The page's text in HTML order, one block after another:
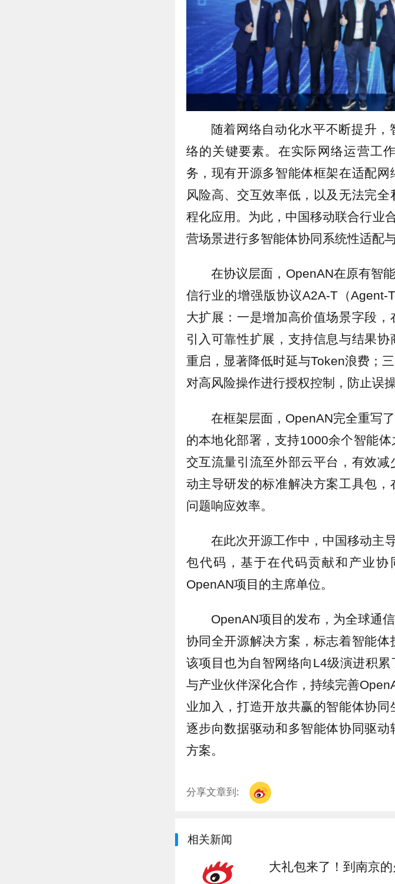
随着网络自动化水平不断提升
络的关键要素。在实际网络运营工
务，现有开源多智能体框架在适配
风险高、交互效率低，以及无法完
程化应用。为此，中国移动联合行业
营场景进行多智能体协同系统性适配与
在协议层面，OpenAN在原有智
信行业的增强版协议A2A-T（Agent-
大扩展：一是增加高价值场景字段
引入可靠性扩展，支持信息与结果
重启，显著降低时延与Token浪费；
对高风险操作进行授权控制，防止误操
在框架层面，OpenAN完全重写
的本地化部署，支持1000余个智能
交互流量引流至外部云平台，有效
动主导研发的标准解决方案工具包
问题响应效率。
在此次开源工作中，中国移动主
包代码，基于在代码贡献和产业
OpenAN项目的主席单位。
OpenAN项目的发布，为全球通
协同全开源解决方案，标志着智能体
该项目也为自智网络向L4级演进积
与产业伙伴深化合作，持续完善
业加入，打造开放共赢的智能体协同
逐步向数据驱动和多智能体协同驱
方案。
分享文章到:
相关新闻
大礼包来了！到南京